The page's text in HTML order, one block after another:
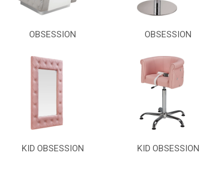
OBSESSION OBSESSION
KID OBSESSION KID OBSESSION